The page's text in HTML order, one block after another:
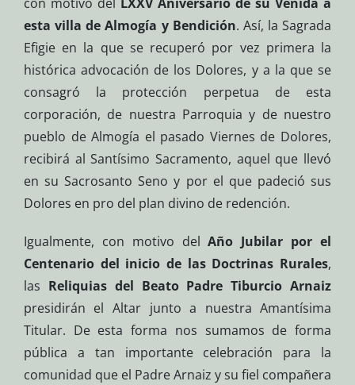
esta villa de Almogía y Bendición. Así, la Sagrada
Efigie en la que se recuperó por vez primera la
histórica advocación de los Dolores, y a la que se
consagró la protección perpetua de esta
corporación, de nuestra Parroquia y de nuestro
pueblo de Almogía el pasado Viernes de Dolores,
recibirá al Santísimo Sacramento, aquel que llevó
en su Sacrosanto Seno y por el que padeció sus
Dolores en pro del plan divino de redención.
Igualmente, con motivo delAño Jubilar por el
Centenario del inicio de las Doctrinas Rurales,
las Reliquias del Beato Padre Tiburcio Arnaiz
presidirán el Altar junto a nuestra Amantísima
Titular. De esta forma nos sumamos de forma
pública a tan importante celebración para la
comunidad que el Padre Arnaiz y su fiel compañera